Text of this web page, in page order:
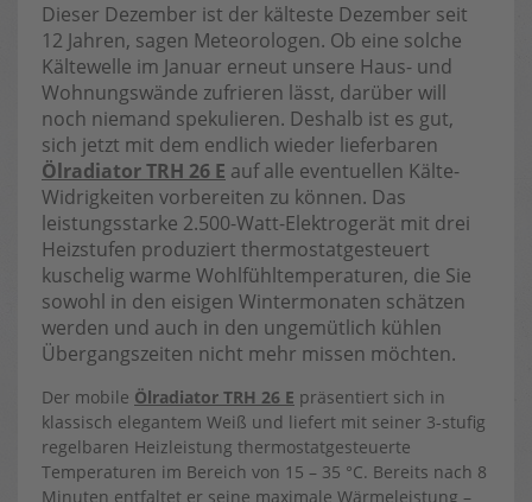
Dieser Dezember ist der kälteste Dezember seit
12 Jahren, sagen Meteorologen. Ob eine solche
Kältewelle im Januar erneut unsere Haus- und
Wohnungswände zufrieren lässt, darüber will
noch niemand spekulieren. Deshalb ist es gut,
sich jetzt mit dem endlich wieder lieferbaren
Ölradiator TRH 26 E auf alle eventuellen Kälte-
Widrigkeiten vorbereiten zu können. Das
leistungsstarke 2.500-Watt-Elektrogerät mit drei
Heizstufen produziert thermostatgesteuert
kuschelig warme Wohlfühltemperaturen, die Sie
sowohl in den eisigen Wintermonaten schätzen
werden und auch in den ungemütlich kühlen
Übergangszeiten nicht mehr missen möchten.
Der mobile Ölradiator TRH 26 E präsentiert sich in
klassisch elegantem Weiß und liefert mit seiner 3-stufig
regelbaren Heizleistung thermostatgesteuerte
Temperaturen im Bereich von 15 – 35 °C. Bereits nach 8
Minuten entfaltet er seine maximale Wärmeleistung –